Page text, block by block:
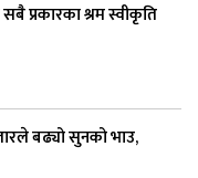
प्रकारका श्रम स्वीकृति
बढ्यो सुनको भाउ,